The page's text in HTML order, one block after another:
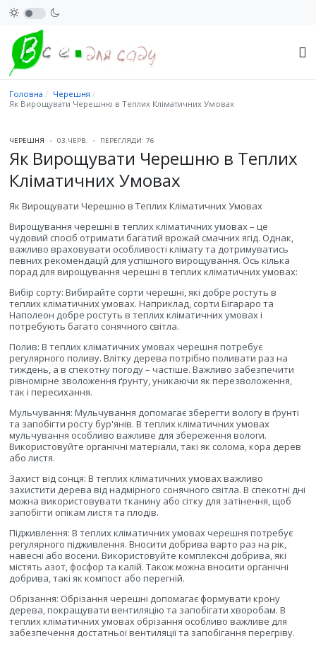
Головна
Черешня
Як Вирощувати Черешню в Теплих Кліматичних Умовах
ЧЕРЕШНЯ 03.ЧЕРВ. ПЕРЕГЛЯДИ: 76
Як Вирощувати Черешню в Теплих
Кліматичних Умовах
Як Вирощувати Черешню в Теплих Кліматичних Умовах
Вирощування черешні в теплих кліматичних умовах – це
чудовий спосіб отримати багатий врожай смачних ягід. Однак,
важливо враховувати особливості клімату та дотримуватись
певних рекомендацій для успішного вирощування. Ось кілька
порад для вирощування черешні в теплих кліматичних умовах:
Вибір сорту: Вибирайте сорти черешні, які добре ростуть в
теплих кліматичних умовах. Наприклад, сорти Бігараро та
Наполеон добре ростуть в теплих кліматичних умовах і
потребують багато сонячного світла.
Полив: В теплих кліматичних умовах черешня потребує
регулярного поливу. Влітку дерева потрібно поливати раз на
тиждень, а в спекотну погоду – частіше. Важливо забезпечити
рівномірне зволоження ґрунту, уникаючи як перезволоження,
так і пересихання.
Мульчування: Мульчування допомагає зберегти вологу в ґрунті
та запобігти росту бур'янів. В теплих кліматичних умовах
мульчування особливо важливе для збереження вологи.
Використовуйте органічні матеріали, такі як солома, кора дерев
або листя.
Захист від сонця: В теплих кліматичних умовах важливо
захистити дерева від надмірного сонячного світла. В спекотні дні
можна використовувати тканину або сітку для затінення, щоб
запобігти опікам листя та плодів.
Підживлення: В теплих кліматичних умовах черешня потребує
регулярного підживлення. Вносити добрива варто раз на рік,
навесні або восени. Використовуйте комплексні добрива, які
містять азот, фосфор та калій. Також можна вносити органічні
добрива, такі як компост або перегній.
Обрізання: Обрізання черешні допомагає формувати крону
дерева, покращувати вентиляцію та запобігати хворобам. В
теплих кліматичних умовах обрізання особливо важливе для
забезпечення достатньої вентиляції та запобігання перегріву.